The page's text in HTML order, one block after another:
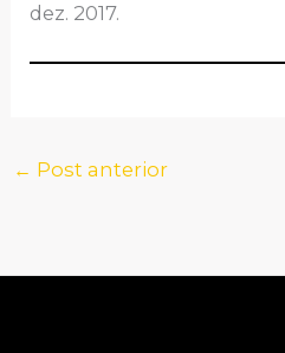
dez. 2017.
← Post anterior